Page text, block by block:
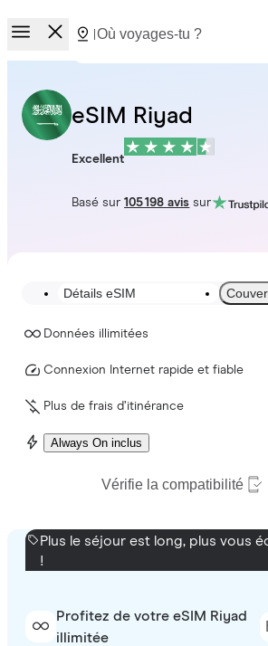
eSIM Riyad
Excellent
Basé sur105 198 avis sur
Détails eSIM
Données illimitées
Connexion Internet rapide et fiable
Plus de frais d’itinérance
Always On inclus
Vérifie la compatibilité
Plus le séjour est long, plus vous
!
Profitez de votre eSIM Riyad
illimitée